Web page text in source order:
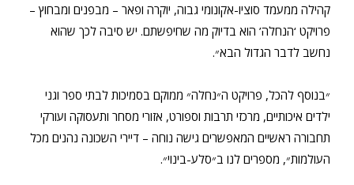
קהילה ממעמד סוציו-אקונומי גבוה, יוקרה ופאר – מבפנים ומבחוץ –
פרויקט ‘הנחלה’ הוא בדיוק מה שחיפשתם. יש סיבה לכך שהוא
נחשב לדבר הגדול הבא״.
״בנוסף להכל, פרויקט ה״נחלה״ ממוקם בסמיכות לבתי ספר וגני
ילדים איכותיים, מרכזי תרבות וספורט, אזורי מסחר ותעסוקה ועורקי
תחבורה ראשיים המאפשרים גישה נוחה – דיירי השכונה נהנים מכל
העולמות״, מספרים לנו ב״סלע-בינוי״.